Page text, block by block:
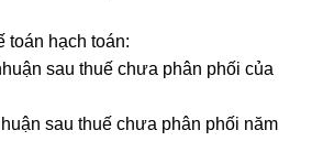
toán hạch toán:
sau thuế chưa phân phối của
sau thuế chưa phân phối năm